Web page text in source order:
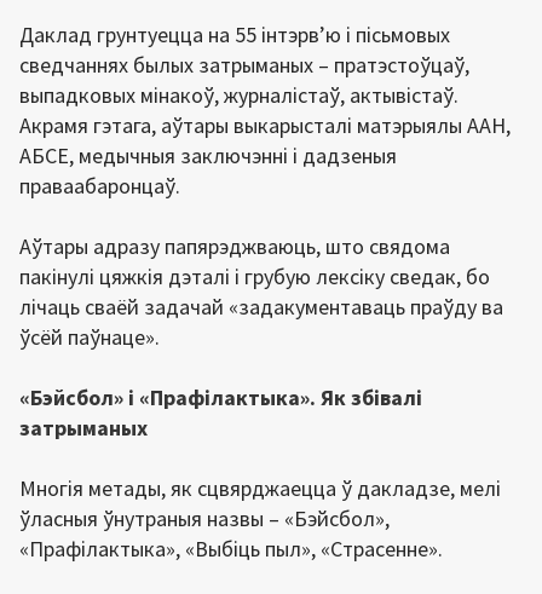
Даклад грунтуецца на 55 інтэрв’ю і пісьмовых
сведчаннях былых затрыманых – пратэстоўцаў,
выпадковых мінакоў, журналістаў, актывістаў.
Акрамя гэтага, аўтары выкарысталі матэрыялы ААН,
АБСЕ, медычныя заключэнні і дадзеныя
праваабаронцаў.
Аўтары адразу папярэджваюць, што свядома
пакінулі цяжкія дэталі і грубую лексіку сведак, бо
лічаць сваёй задачай «задакументаваць праўду ва
ўсёй паўнаце».
«Бэйсбол» і «Прафілактыка». Як збівалі
затрыманых
Многія метады, як сцвярджаецца ў дакладзе, мелі
ўласныя ўнутраныя назвы – «Бэйсбол»,
«Прафілактыка», «Выбіць пыл», «Страсенне».